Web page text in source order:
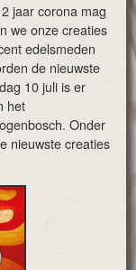
jaar corona mag
we onze creaties
edelsmeden
de nieuwste
10 juli is er
het
Onder
nieuwste creaties